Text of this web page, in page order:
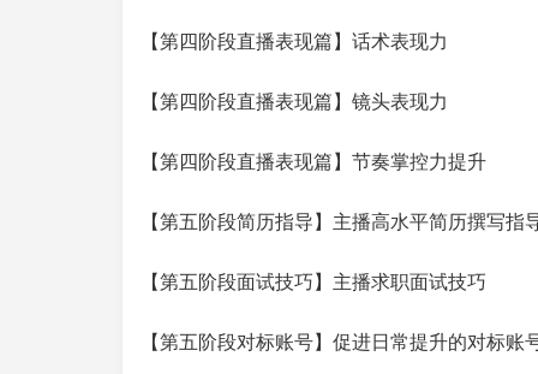
【第四阶段直播表现篇】话术表现力
【第四阶段直播表现篇】镜头表现力
【第四阶段直播表现篇】节奏掌控力提升
【第五阶段简历指导】主播高水平简历撰写指
【第五阶段面试技巧】主播求职面试技巧
【第五阶段对标账号】促进日常提升的对标账